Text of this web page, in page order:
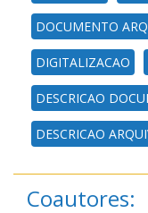
DOCUMENTO
DIGITALIZACAO
DESCRICAO
DESCRICAO
Coautores: